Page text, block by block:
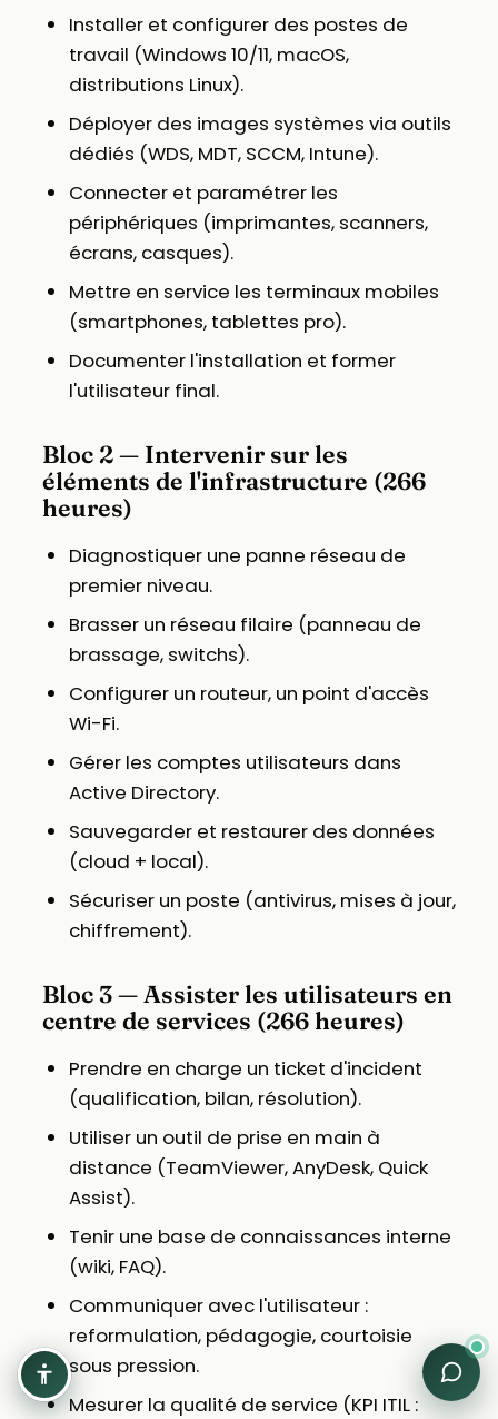
Installer et configurer des postes de
travail (Windows 10/11, macOS,
distributions Linux).
Déployer des images systèmes via outils
dédiés (WDS, MDT, SCCM, Intune).
Connecter et paramétrer les
périphériques (imprimantes, scanners,
écrans, casques).
Mettre en service les terminaux mobiles
(smartphones, tablettes pro).
Documenter l'installation et former
l'utilisateur final.
Bloc 2 — Intervenir sur les
éléments de l'infrastructure (266
heures)
Diagnostiquer une panne réseau de
premier niveau.
Brasser un réseau filaire (panneau de
brassage, switchs).
Configurer un routeur, un point d'accès
Wi-Fi.
Gérer les comptes utilisateurs dans
Active Directory.
Sauvegarder et restaurer des données
(cloud + local).
Sécuriser un poste (antivirus, mises à jour,
chiffrement).
Bloc 3 — Assister les utilisateurs en
centre de services (266 heures)
Prendre en charge un ticket d'incident
(qualification, bilan, résolution).
Utiliser un outil de prise en main à
distance (TeamViewer, AnyDesk, Quick
Assist).
Tenir une base de connaissances interne
(wiki, FAQ).
Communiquer avec l'utilisateur :
reformulation, pédagogie, courtoisie
sous pression.
Mesurer la qualité de service (KPI ITIL :